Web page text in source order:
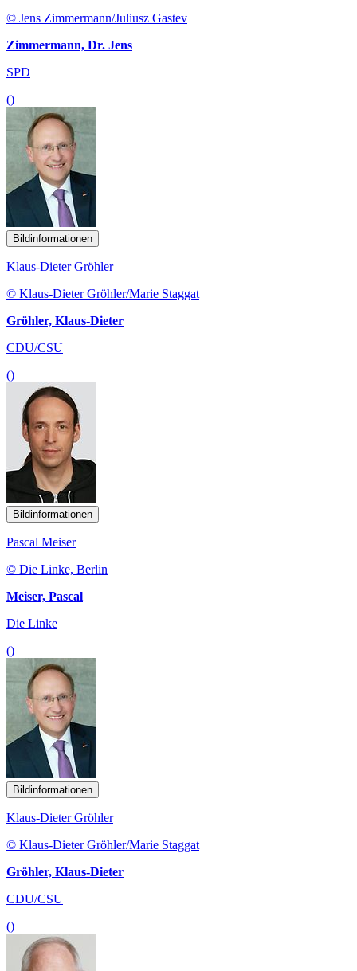
© Jens Zimmermann/Juliusz Gastev
Zimmermann, Dr. Jens
SPD
()
Bildinformationen
Klaus-Dieter Gröhler
© Klaus-Dieter Gröhler/Marie Staggat
Gröhler, Klaus-Dieter
CDU/CSU
()
Bildinformationen
Pascal Meiser
© Die Linke, Berlin
Meiser, Pascal
Die Linke
()
Bildinformationen
Klaus-Dieter Gröhler
© Klaus-Dieter Gröhler/Marie Staggat
Gröhler, Klaus-Dieter
CDU/CSU
()